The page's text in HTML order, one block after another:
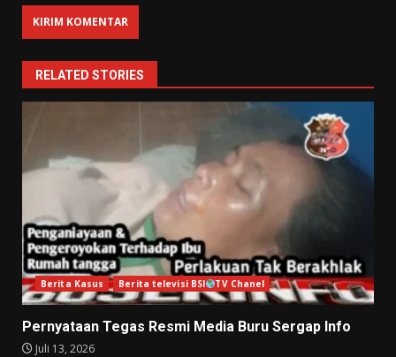
RELATED STORIES
Berita Kasus Berita televisi BSI TV Chanel
Pernyataan Tegas Resmi Media Buru Sergap Info
Juli 13, 2026